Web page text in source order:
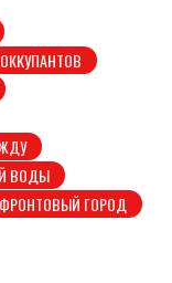
ВОДЫ
ГОРОД